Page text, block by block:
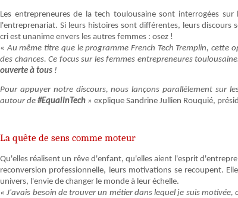
Les entrepreneures de la tech toulousaine sont interrogées
l'entreprenariat. Si leurs histoires sont différentes, leurs
cri est unanime envers les autres femmes : osez !
«Au même titre que le programme French Tech Tremplin, cette
des chances. Ce focus sur les femmes entrepreneures
ouverte à tous !
Pour appuyer notre discours, nous lançons parallèlement sur
autour de #EqualInTech » explique Sandrine Jullien Rouquié,
La quête de sens comme moteur
Qu'elles réalisent un rêve d'enfant, qu'elles aient l'esprit
reconversion professionnelle, leurs motivations se recoupent.
univers, l'envie de changer le monde à leur échelle.
« J'avais besoin de trouver un métier dans lequel je suis